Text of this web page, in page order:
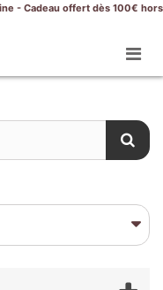
- Cadeau offert dès 100€ hors